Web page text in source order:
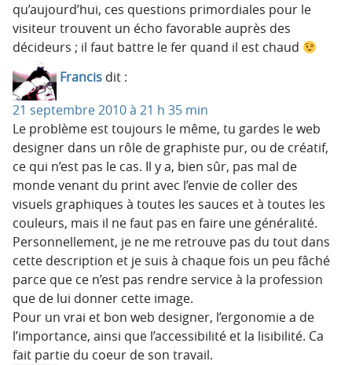
qu’aujourd’hui, ces questions primordiales pour le
visiteur trouvent un écho favorable auprès des
décideurs ; il faut battre le fer quand il est chaud
Francis dit :
21 septembre 2010 à 21 h 35 min
Le problème est toujours le même, tu gardes le web
designer dans un rôle de graphiste pur, ou de créatif,
ce qui n’est pas le cas. Il y a, bien sûr, pas mal de
monde venant du print avec l’envie de coller des
visuels graphiques à toutes les sauces et à toutes les
couleurs, mais il ne faut pas en faire une généralité.
Personnellement, je ne me retrouve pas du tout dans
cette description et je suis à chaque fois un peu fâché
parce que ce n’est pas rendre service à la profession
que de lui donner cette image.
Pour un vrai et bon web designer, l’ergonomie a de
l’importance, ainsi que l’accessibilité et la lisibilité. Ca
fait partie du coeur de son travail.